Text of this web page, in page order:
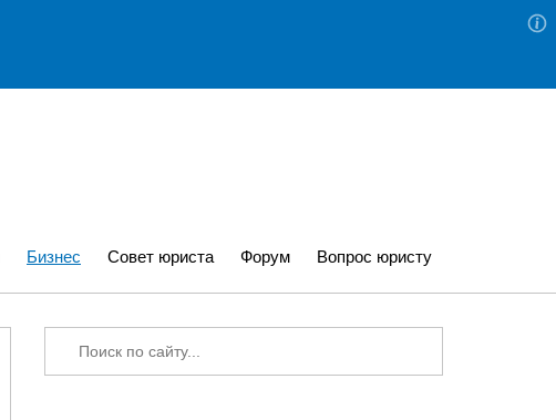
Бизнес Совет юриста Форум Вопрос юристу